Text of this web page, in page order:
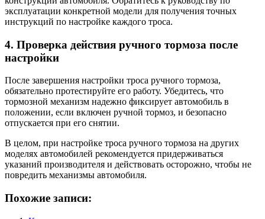
эксплуатации конкретной модели для получения точных
инструкций по настройке каждого троса.
4. Проверка действия ручного тормоза после
настройки
После завершения настройки троса ручного тормоза,
обязательно протестируйте его работу. Убедитесь, что
тормозной механизм надежно фиксирует автомобиль в
положении, если включен ручной тормоз, и безопасно
отпускается при его снятии.
В целом, при настройке троса ручного тормоза на других
моделях автомобилей рекомендуется придерживаться
указаний производителя и действовать осторожно, чтобы не
повредить механизмы автомобиля.
Похожие записи: